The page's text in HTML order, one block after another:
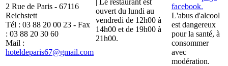
2 Rue de Paris - 67116
Reichstett
Tél : 03 88 20 00 23 - Fax
: 03 88 20 30 60
Mail :
hoteldeparis67@gmail.com
ouvert du lundi au
vendredi de 12h00 à
14h00 et de 19h00 à
21h00.
facebook.
L'abus d'alcool
est dangereux
pour la santé, à
consommer
avec
modération.